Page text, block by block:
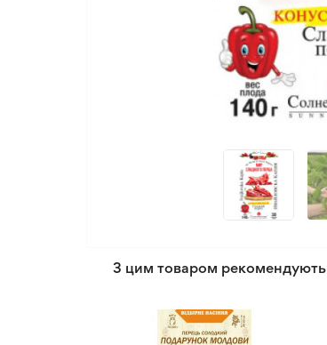
З цим товаром рекомендують